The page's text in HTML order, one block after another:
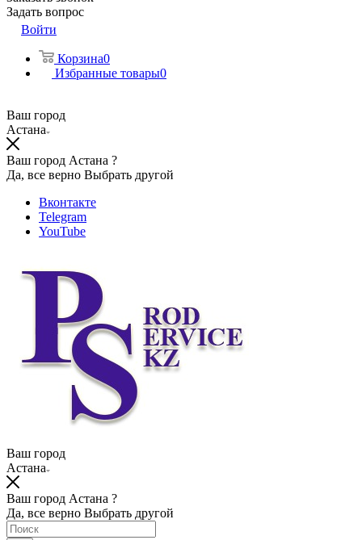
Задать вопрос
Войти
Корзина0
Избранные товары0
Ваш город
Астана
Ваш город Астана ?
Да, все верно Выбрать другой
Вконтакте
Telegram
YouTube
Ваш город
Астана
Ваш город Астана ?
Да, все верно Выбрать другой